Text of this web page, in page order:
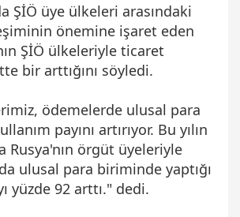
ŞİÖ üye ülkeleri arasındaki
önemine işaret eden
ŞİÖ ülkeleriyle ticaret
bir arttığını söyledi.
ödemelerde ulusal para
payını artırıyor. Bu yılın
Rusya'nın örgüt üyeleriyle
ulusal para biriminde yaptığı
yüzde 92 arttı." dedi.